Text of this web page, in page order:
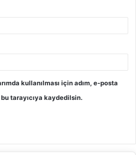
kullanılması için adım, e-posta
tarayıcıya kaydedilsin.